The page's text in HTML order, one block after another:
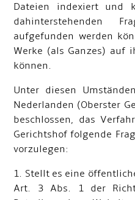
Dateien indexiert und
dahinterstehenden
aufgefunden werden
Werke (als Ganzes) auf
können.
Unter diesen
Nederlanden (Oberster
beschlossen, das
Gerichtshof folgende
vorzulegen:
1. Stellt es eine
Art. 3 Abs. 1 der